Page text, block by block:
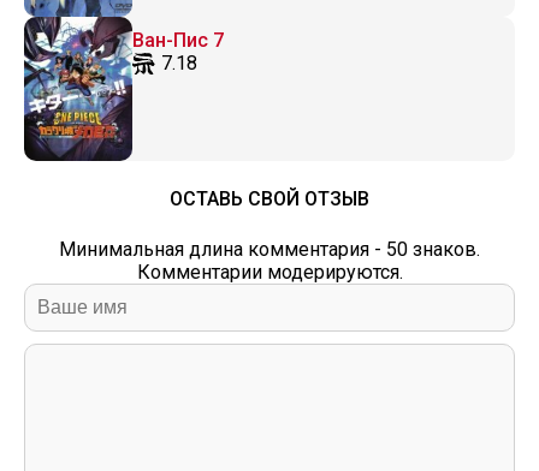
Ван-Пис 7
7.18
ОСТАВЬ СВОЙ ОТЗЫВ
Минимальная длина комментария - 50 знаков.
Комментарии модерируются.